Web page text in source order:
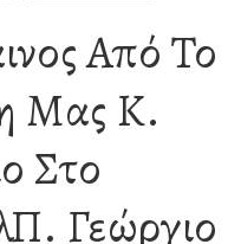
Από Το
Μας Κ.
Στο
Π. Γεώργιο